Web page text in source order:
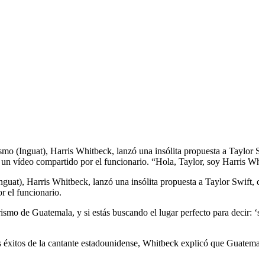
(Inguat), Harris Whitbeck, lanzó una insólita propuesta a Taylor
un vídeo compartido por el funcionario. “Hola, Taylor, soy Harris
Harris Whitbeck, lanzó una insólita propuesta a Taylor Swift,
el funcionario.
de Guatemala, y si estás buscando el lugar perfecto para decir:
de la cantante estadounidense, Whitbeck explicó que